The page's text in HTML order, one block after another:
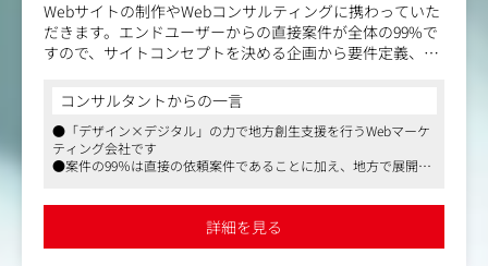
Webサイトの制作やWebコンサルティングに携わっていた
だきます。エンドユーザーからの直接案件が全体の99%で
すので、サイトコンセプトを決める企画から要件定義、プ
はライティングを担当していただくことも可能です。
＜具体的には＞
・Webサイト制作におけるディレクション（企画進行管
理）
小・中堅・ベンチャー企業を中心に、全国の上場企業、有
名企業など、累計900社を超える取引先）
コンサルタントからの一言
●「デザイン×デジタル」の力で地方創生支援を行うWebマーケ
ティング会社です
●案件の99％は直接の依頼案件であることに加え、地方で展開す
●平均残業も5～10時間／月とワークライフバランスも維持でき
るホワイトな職場環境です詳細を見る